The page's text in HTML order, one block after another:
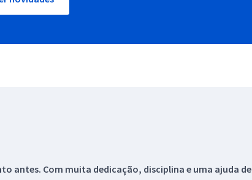
antes. Com muita dedicação, disciplina e uma ajuda de